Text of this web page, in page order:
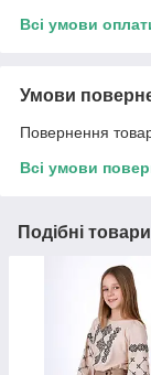
Всі умови
Умови
Повернення
Всі умови
Подібні